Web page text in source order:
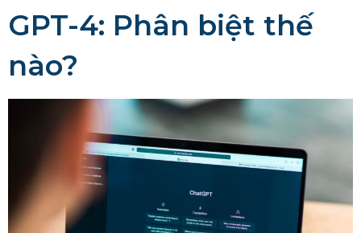
GPT-4: Phân biệt thế
nào?